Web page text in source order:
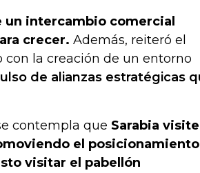
un intercambio comercial
crecer. Además, reiteró el
la creación de un entorno
de alianzas estratégicas
contempla que Sarabia
el posicionamiento
visitar el pabellón